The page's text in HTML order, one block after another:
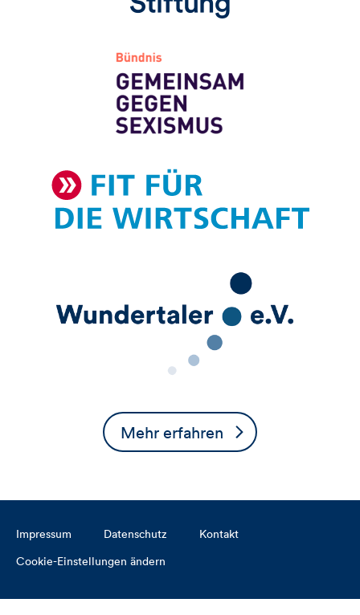
Mehr erfahren
Impressum Datenschutz
Kontakt
Cookie-Einstellungen ändern